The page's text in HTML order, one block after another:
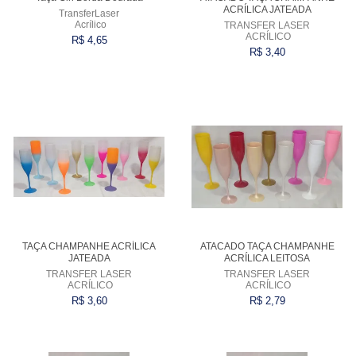
TransferLaser
Acrílico
R$ 4,65
ACRÍLICA JATEADA
TRANSFER LASER
ACRÍLICO
R$ 3,40
TAÇA CHAMPANHE ACRÍLICA
JATEADA
TRANSFER LASER
ACRÍLICO
R$ 3,60
ATACADO TAÇA CHAMPANHE
ACRÍLICA LEITOSA
TRANSFER LASER
ACRÍLICO
R$ 2,79